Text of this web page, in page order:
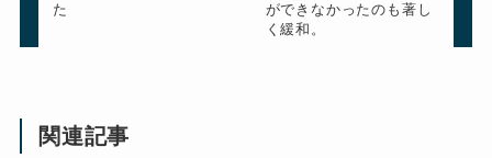
た
ができなかったのも著し
く緩和。
関連記事